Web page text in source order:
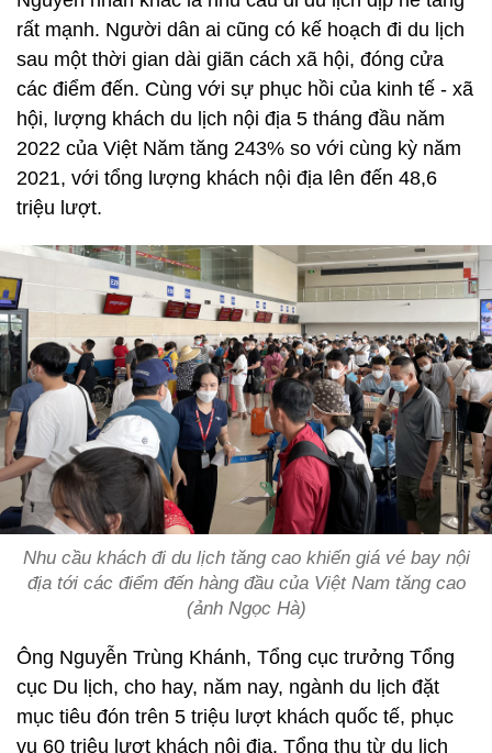
rất mạnh. Người dân ai cũng có kế hoạch đi du lịch
sau một thời gian dài giãn cách xã hội, đóng cửa
các điểm đến. Cùng với sự phục hồi của kinh tế - xã
hội, lượng khách du lịch nội địa 5 tháng đầu năm
2022 của Việt Năm tăng 243% so với cùng kỳ năm
2021, với tổng lượng khách nội địa lên đến 48,6
triệu lượt.
Nhu cầu khách đi du lịch tăng cao khiến giá vé bay nội
địa tới các điểm đến hàng đầu của Việt Nam tăng cao
(ảnh Ngọc Hà)
Ông Nguyễn Trùng Khánh, Tổng cục trưởng Tổng
cục Du lịch, cho hay, năm nay, ngành du lịch đặt
mục tiêu đón trên 5 triệu lượt khách quốc tế, phục
vụ 60 triệu lượt khách nội địa. Tổng thu từ du lịch